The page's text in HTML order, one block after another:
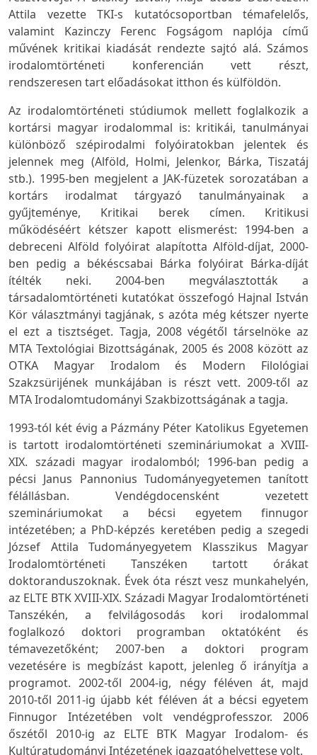
Attila vezette TKI-s kutatócsoportban témafelelős,
valamint Kazinczy Ferenc Fogságom naplója című
művének kritikai kiadását rendezte sajtó alá. Számos
irodalomtörténeti konferencián vett részt,
rendszeresen tart előadásokat itthon és külföldön.
Az irodalomtörténeti stúdiumok mellett foglalkozik a
kortársi magyar irodalommal is: kritikái, tanulmányai
különböző szépirodalmi folyóiratokban jelentek és
jelennek meg (Alföld, Holmi, Jelenkor, Bárka, Tiszatáj
stb.). 1995-ben megjelent a JAK-füzetek sorozatában a
kortárs irodalmat tárgyazó tanulmányainak a
gyűjteménye, Kritikai berek címen. Kritikusi
működéséért kétszer kapott elismerést: 1994-ben a
debreceni Alföld folyóirat alapította Alföld-díjat, 2000-
ben pedig a békéscsabai Bárka folyóirat Bárka-díját
ítélték neki. 2004-ben megválasztották a
társadalomtörténeti kutatókat összefogó Hajnal István
Kör választmányi tagjának, s azóta még kétszer nyerte
el ezt a tisztséget. Tagja, 2008 végétől társelnöke az
MTA Textológiai Bizottságának, 2005 és 2008 között az
OTKA Magyar Irodalom és Modern Filológiai
Szakzsürijének munkájában is részt vett. 2009-től az
MTA Irodalomtudományi Szakbizottságának a tagja.
1993-tól két évig a Pázmány Péter Katolikus Egyetemen
is tartott irodalomtörténeti szemináriumokat a XVIII-
XIX. századi magyar irodalomból; 1996-ban pedig a
pécsi Janus Pannonius Tudományegyetemen tanított
félállásban. Vendégdocensként vezetett
szemináriumokat a bécsi egyetem finnugor
intézetében; a PhD-képzés keretében pedig a szegedi
József Attila Tudományegyetem Klasszikus Magyar
Irodalomtörténeti Tanszéken tartott órákat
doktoranduszoknak. Évek óta részt vesz munkahelyén,
az ELTE BTK XVIII-XIX. Századi Magyar Irodalomtörténeti
Tanszékén, a felvilágosodás kori irodalommal
foglalkozó doktori programban oktatóként és
témavezetőként; 2007-ben a doktori program
vezetésére is megbízást kapott, jelenleg ő irányítja a
programot. 2002-től 2004-ig, négy féléven át, majd
2010-től 2011-ig újabb két féléven át a bécsi egyetem
Finnugor Intézetében volt vendégprofesszor. 2006
őszétől 2010-ig az ELTE BTK Magyar Irodalom- és
Kultúratudományi Intézetének igazgatóhelyettese volt.